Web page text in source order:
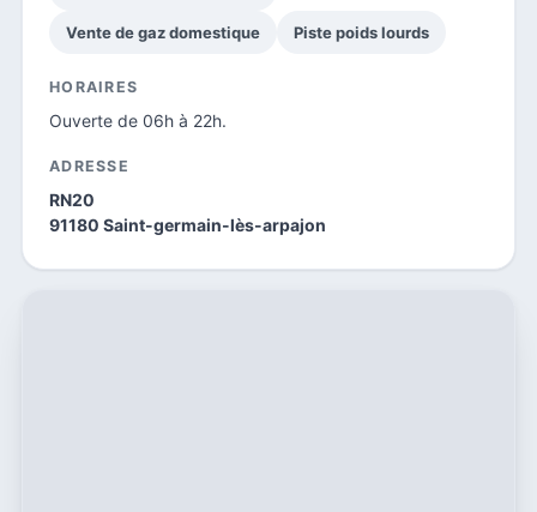
Vente de gaz domestique Piste poids lourds
HORAIRES
Ouverte de 06h à 22h.
ADRESSE
RN20
91180 Saint-germain-lès-arpajon